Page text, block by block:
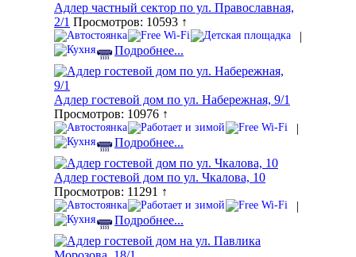
Адлер частный сектор по ул. Православная,
2/1 Просмотров: 10593 ↑
|
Подробнее...
Адлер гостевой дом по ул. Набережная, 9/1
Просмотров: 10976 ↑
|
Подробнее...
Адлер гостевой дом по ул. Чкалова, 10
Просмотров: 11291 ↑
|
Подробнее...